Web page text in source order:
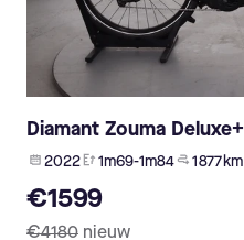
Diamant Zouma Deluxe+
2022 1m69-1m84 1 877 km
€1599
€4180 nieuw